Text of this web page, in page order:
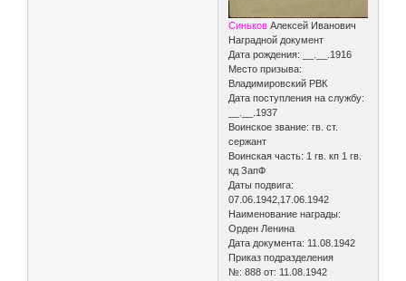
СиньковАлексей Иванович
Наградной документ
Дата рождения: __.__.1916
Место призыва:
Владимировский РВК
Дата поступления на службу:
__.__.1937
Воинское звание: гв. ст.
сержант
Воинская часть: 1 гв. кп 1 гв.
кд ЗапФ
Даты подвига:
07.06.1942,17.06.1942
Наименование награды:
Орден Ленина
Дата документа: 11.08.1942
Приказ подразделения
№: 888 от: 11.08.1942